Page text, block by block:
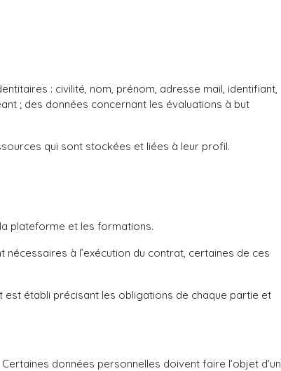
: civilité, nom, prénom, adresse mail, identifiant,
; des données concernant les évaluations à but
qui sont stockées et liées à leur profil.
plateforme et les formations.
à l’exécution du contrat, certaines de ces
est établi précisant les obligations de chaque partie et
données personnelles doivent faire l’objet d’un